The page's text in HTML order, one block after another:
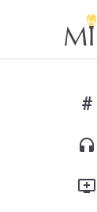
#
headphones
add_to_queue